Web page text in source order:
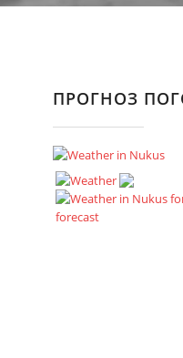
ПРОГНОЗ